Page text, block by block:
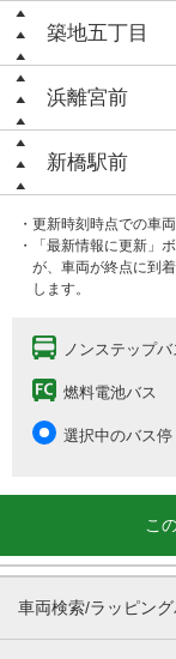
築地五丁目
浜離宮前
新橋駅前
・更新時刻時点での車
・「最新情報に更新」
が、車両が終点に到
します。
ノンステップバ
燃料電池バス
選択中のバス停
こ
車両検索/ラッピン